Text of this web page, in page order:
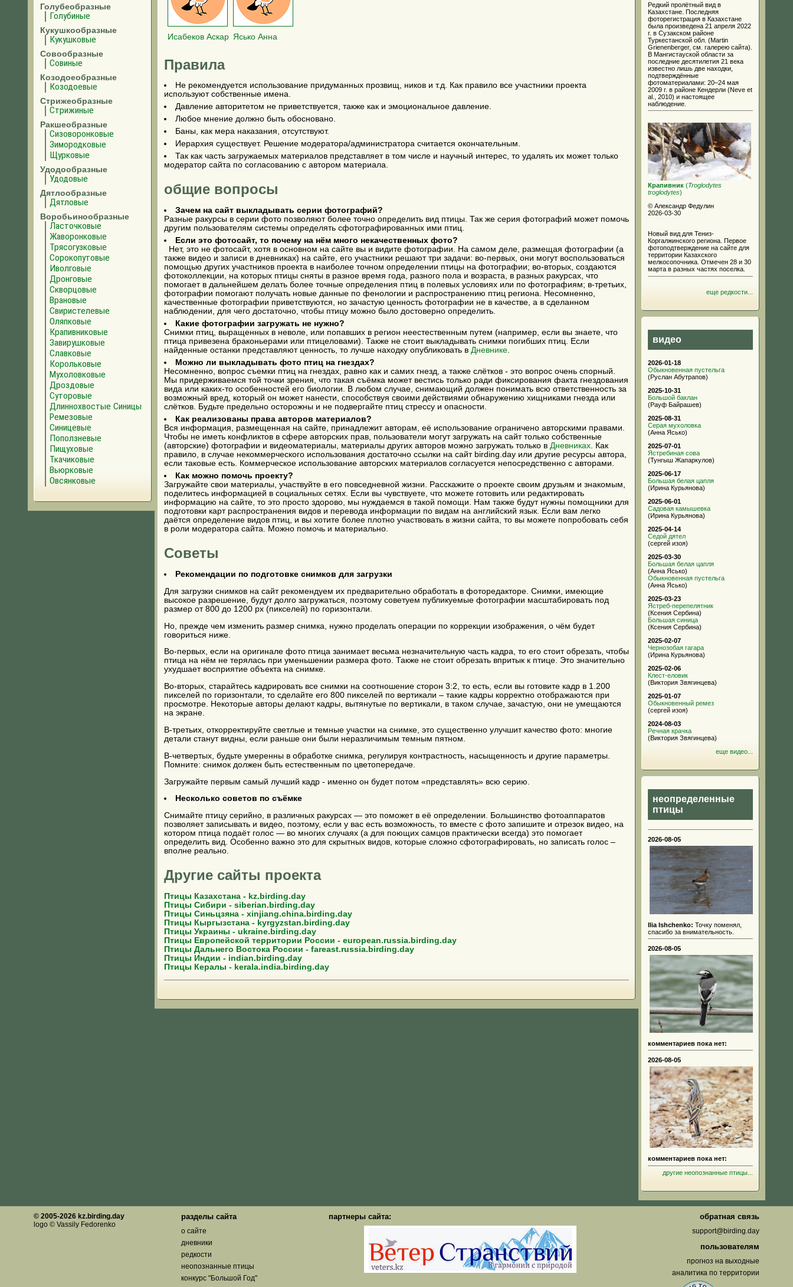
Голубеобразные
Голубиные
Кукушкообразные
Кукушковые
Совообразные
Совиные
Козодоеобразные
Козодоевые
Стрижеобразные
Стрижиные
Ракшеобразные
Сизоворонковые
Зимородковые
Щурковые
Удодообразные
Удодовые
Дятлообразные
Дятловые
Воробьинообразные
Ласточковые
Жаворонковые
Трясогузковые
Сорокопутовые
Иволговые
Дронговые
Скворцовые
Врановые
Свиристелевые
Оляпковые
Крапивниковые
Завирушковые
Славковые
Корольковые
Мухоловковые
Дроздовые
Суторовые
Длиннохвостые Синицы
Ремезовые
Синицевые
Поползневые
Пищуховые
Ткачиковые
Вьюрковые
Овсянковые
Исабеков Аскар Ясько Анна
Правила
Не рекомендуется использование придуманных прозвищ, ников и т.д. Как правило все участники проекта
используют собственные имена.
Давление авторитетом не приветствуется, также как и эмоциональное давление.
Любое мнение должно быть обосновано.
Баны, как мера наказания, отсутствуют.
Иерархия существует. Решение модератора/администратора считается окончательным.
Так как часть загружаемых материалов представляет в том числе и научный интерес, то удалять их может только
модератор сайта по согласованию с автором материала.
общие вопросы
Зачем на сайт выкладывать серии фотографий?
Разные ракурсы в серии фото позволяют более точно определить вид птицы. Так же серия фотографий может помочь
другим пользователям системы определять сфотографированных ими птиц.
Если это фотосайт, то почему на нём много некачественных фото?
Нет, это не фотосайт, хотя в основном на сайте вы и видите фотографии. На самом деле, размещая фотографии (а
также видео и записи в дневниках) на сайте, его участники решают три задачи: во-первых, они могут воспользоваться
помощью других участников проекта в наиболее точном определении птицы на фотографии; во-вторых, создаются
фотоколлекции, на которых птицы сняты в разное время года, разного пола и возраста, в разных ракурсах, что
помогает в дальнейшем делать более точные определения птиц в полевых условиях или по фотографиям; в-третьих,
фотографии помогают получать новые данные по фенологии и распространению птиц региона. Несомненно,
качественные фотографии приветствуются, но зачастую ценность фотографии не в качестве, а в сделанном
наблюдении, для чего достаточно, чтобы птицу можно было достоверно определить.
Какие фотографии загружать не нужно?
Снимки птиц, выращенных в неволе, или попавших в регион неестественным путем (например, если вы знаете, что
птица привезена браконьерами или птицеловами). Также не стоит выкладывать снимки погибших птиц. Если
найденные останки представляют ценность, то лучше находку опубликовать в Дневнике.
Можно ли выкладывать фото птиц на гнездах?
Несомненно, вопрос съемки птиц на гнездах, равно как и самих гнезд, а также слётков - это вопрос очень спорный.
Мы придерживаемся той точки зрения, что такая съёмка может вестись только ради фиксирования факта гнездования
вида или каких-то особенностей его биологии. В любом случае, снимающий должен понимать всю ответственность за
возможный вред, который он может нанести, способствуя своими действиями обнаружению хищниками гнезда или
слётков. Будьте предельно осторожны и не подвергайте птиц стрессу и опасности.
Как реализованы права авторов материалов?
Вся информация, размещенная на сайте, принадлежит авторам, её использование ограничено авторскими правами.
Чтобы не иметь конфликтов в сфере авторских прав, пользователи могут загружать на сайт только собственные
(авторские) фотографии и видеоматериалы, материалы других авторов можно загружать только в Дневниках. Как
правило, в случае некоммерческого использования достаточно ссылки на сайт birding.day или другие ресурсы автора,
если таковые есть. Коммерческое использование авторских материалов согласуется непосредственно с авторами.
Как можно помочь проекту?
Загружайте свои материалы, участвуйте в его повседневной жизни. Расскажите о проекте своим друзьям и знакомым,
поделитесь информацией в социальных сетях. Если вы чувствуете, что можете готовить или редактировать
информацию на сайте, то это просто здорово, мы нуждаемся в такой помощи. Нам также будут нужны помощники для
подготовки карт распространения видов и перевода информации по видам на английский язык. Если вам легко
даётся определение видов птиц, и вы хотите более плотно участвовать в жизни сайта, то вы можете попробовать себя
в роли модератора сайта. Можно помочь и материально.
Советы
Рекомендации по подготовке снимков для загрузки
Для загрузки снимков на сайт рекомендуем их предварительно обработать в фоторедакторе. Снимки, имеющие
высокое разрешение, будут долго загружаться, поэтому советуем публикуемые фотографии масштабировать под
размер от 800 до 1200 px (пикселей) по горизонтали.
Но, прежде чем изменить размер снимка, нужно проделать операции по коррекции изображения, о чём будет
говориться ниже.
Во-первых, если на оригинале фото птица занимает весьма незначительную часть кадра, то его стоит обрезать, чтобы
птица на нём не терялась при уменьшении размера фото. Также не стоит обрезать впритык к птице. Это значительно
ухудшает восприятие объекта на снимке.
Во-вторых, старайтесь кадрировать все снимки на соотношение сторон 3:2, то есть, если вы готовите кадр в 1.200
пикселей по горизонтали, то сделайте его 800 пикселей по вертикали – такие кадры корректно отображаются при
просмотре. Некоторые авторы делают кадры, вытянутые по вертикали, в таком случае, зачастую, они не умещаются
на экране.
В-третьих, откорректируйте светлые и темные участки на снимке, это существенно улучшит качество фото: многие
детали станут видны, если раньше они были неразличимым темным пятном.
В-четвертых, будьте умеренны в обработке снимка, регулируя контрастность, насыщенность и другие параметры.
Помните: снимок должен быть естественным по цветопередаче.
Загружайте первым самый лучший кадр - именно он будет потом «представлять» всю серию.
Несколько советов по съёмке
Снимайте птицу серийно, в различных ракурсах — это поможет в её определении. Большинство фотоаппаратов
позволяет записывать и видео, поэтому, если у вас есть возможность, то вместе с фото запишите и отрезок видео, на
котором птица подаёт голос — во многих случаях (а для поющих самцов практически всегда) это помогает
определить вид. Особенно важно это для скрытных видов, которые сложно сфотографировать, но записать голос –
вполне реально.
Другие сайты проекта
Птицы Казахстана - kz.birding.day
Птицы Сибири - siberian.birding.day
Птицы Синьцзяна - xinjiang.china.birding.day
Птицы Кыргызстана - kyrgyzstan.birding.day
Птицы Украины - ukraine.birding.day
Птицы Европейской территории России - european.russia.birding.day
Птицы Дальнего Востока России - fareast.russia.birding.day
Птицы Индии - indian.birding.day
Птицы Кералы - kerala.india.birding.day
Редкий пролётный вид в
Казахстане. Последняя
фоторегистрация в Казахстане
была произведена 21 апреля 2022
г. в Сузакском районе
Туркестанской обл. (Martin
Grienenberger, см. галерею сайта).
В Мангистауской области за
последние десятилетия 21 века
известно лишь две находки,
подтверждённые
фотоматериалами: 20–24 мая
2009 г. в районе Кендерли (Neve et
al., 2010) и настоящее
наблюдение.
Крапивник (Troglodytes
troglodytes)
© Александр Федулин
2026-03-30
Новый вид для Тениз-
Коргалжинского региона. Первое
фотоподтверждение на сайте для
территории Казахского
мелкосопочника. Отмечен 28 и 30
марта в разных частях поселка.
еще редкости...
видео
2026-01-18
Обыкновенная пустельга
(Руслан Абутрапов)
2025-10-31
Большой баклан
(Рауф Байрашев)
2025-08-31
Серая мухоловка
(Анна Ясько)
2025-07-01
Ястребиная сова
(Тунгыш Жапаркулов)
2025-06-17
Большая белая цапля
(Ирина Курьянова)
2025-06-01
Садовая камышевка
(Ирина Курьянова)
2025-04-14
Седой дятел
(сергей изоя)
2025-03-30
Большая белая цапля
(Анна Ясько)
Обыкновенная пустельга
(Анна Ясько)
2025-03-23
Ястреб-перепелятник
(Ксения Сербина)
Большая синица
(Ксения Сербина)
2025-02-07
Чернозобая гагара
(Ирина Курьянова)
2025-02-06
Клест-еловик
(Виктория Звягинцева)
2025-01-07
Обыкновенный ремез
(сергей изоя)
2024-08-03
Речная крачка
(Виктория Звягинцева)
еще видео...
неопределенные
птицы
2026-08-05
Ilia Ishchenko: Точку поменял,
спасибо за внимательность.
2026-08-05
комментариев пока нет:
2026-08-05
комментариев пока нет:
другие неопознанные птицы...
© 2005-2026 kz.birding.day
logo © Vassily Fedorenko
разделы сайта
о сайте
дневники
редкости
неопознанные птицы
конкурс "Большой Год"
партнеры сайта: обратная связь
support@birding.day
пользователям
прогноз на выходные
аналитика по территории